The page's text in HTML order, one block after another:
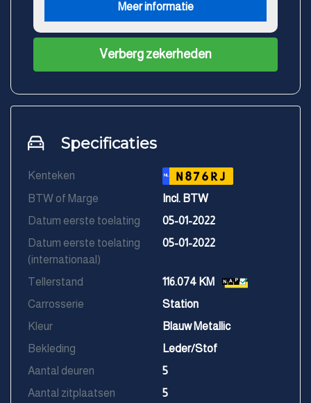
Meer informatie
Verberg zekerheden
Specificaties
Kenteken NL N876RJ
BTW of Marge
Incl. BTW
Datum eerste toelating
05-01-2022
Datum eerste toelating
(internationaal)
05-01-2022
Tellerstand
116.074 KM
Carrosserie
Station
Kleur
Blauw Metallic
Bekleding
Leder/Stof
Aantal deuren
5
Aantal zitplaatsen
5